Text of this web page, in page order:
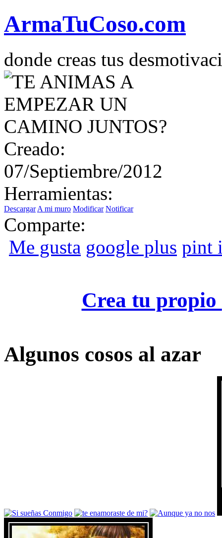
ArmaTuCoso.com
donde creas tus
Creado:
07/Septiembre/2012
Herramientas:
Descargar A mi muro Modificar Notificar
Comparte:
Me gusta google plus pint
Crea tu propio
Algunos cosos al azar